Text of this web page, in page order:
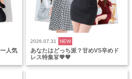
人気
2026.07.31 NEW
あなたはどっち派？甘めVS辛めド
レス特集👗💖🖤